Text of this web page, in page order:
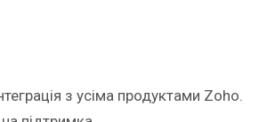
з усіма продуктами Zoho.